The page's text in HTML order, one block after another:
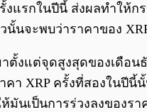
แรกในปีนี้ ส่งผลทำให้
นจะพบว่าราคาของ
แต่จุดสูงสุดของเดือน
XRP ครั้งที่สองในปี
นเป็นการร่วงลงของร